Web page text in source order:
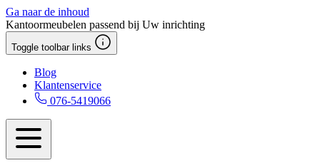
Ga naar de inhoud
Kantoormeubelen passend bij Uw inrichting
Toggle toolbar links
Blog
Klantenservice
076-5419066